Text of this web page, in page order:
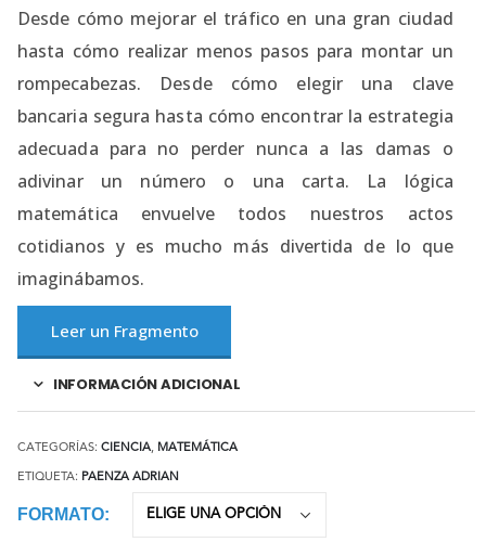
Desde cómo mejorar el tráfico en una gran ciudad
hasta cómo realizar menos pasos para montar un
rompecabezas. Desde cómo elegir una clave
bancaria segura hasta cómo encontrar la estrategia
adecuada para no perder nunca a las damas o
adivinar un número o una carta. La lógica
matemática envuelve todos nuestros actos
cotidianos y es mucho más divertida de lo que
imaginábamos.
Leer un Fragmento
INFORMACIÓN ADICIONAL
CATEGORÍAS: CIENCIA, MATEMÁTICA
ETIQUETA: PAENZA ADRIAN
FORMATO